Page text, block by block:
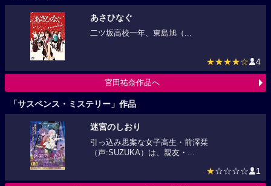
あさひなぐ
二ツ坂高校一年、東島旭（...
★★★★☆ 4
宮田祐奈作品へ
「サスペンス・ミステリー」作品
迷宮のしおり
引っ込み思案な女子高生・前澤栞
（声:SUZUKA）は、親友・...
★☆☆☆☆ 1